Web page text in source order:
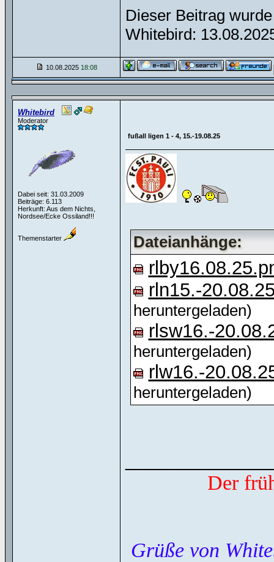
Dieser Beitrag
Whitebird:
10.08.2025 18:08
Whitebird
Moderator
Dabei seit: 31.03.2009
Beiträge: 6.113
Herkunft: Aus dem Nichts,
Nordsee/Ecke Ossiland!!!
Themenstarter
fußall ligen 1 - 4, 15.-19.08.25
Dateianhänge:
rln15.-
heruntergeladen)
rlsw16.-
heruntergeladen)
rlw16.-
heruntergeladen)
Der
Grüße von